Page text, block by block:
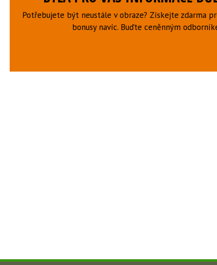
Potřebujete být neustále v obraze? Získejte zdarma
bonusy navíc. Buďte ceněnným